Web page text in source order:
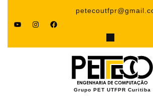
YouTubeInstagramFacebook
Grupo PET UTFPR Curitiba